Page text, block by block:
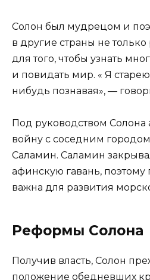
Солон был мудрецом и
в другие стра­ны не
для того, чтобы узнать
и повидать мир. « Я
нибудь познавая», —
Под руководством
войну с сосед­ним
Саламин. Саламин
афинскую гавань,
важна для развития
Реформы Солона
Получив власть, Солон
положение обедневших